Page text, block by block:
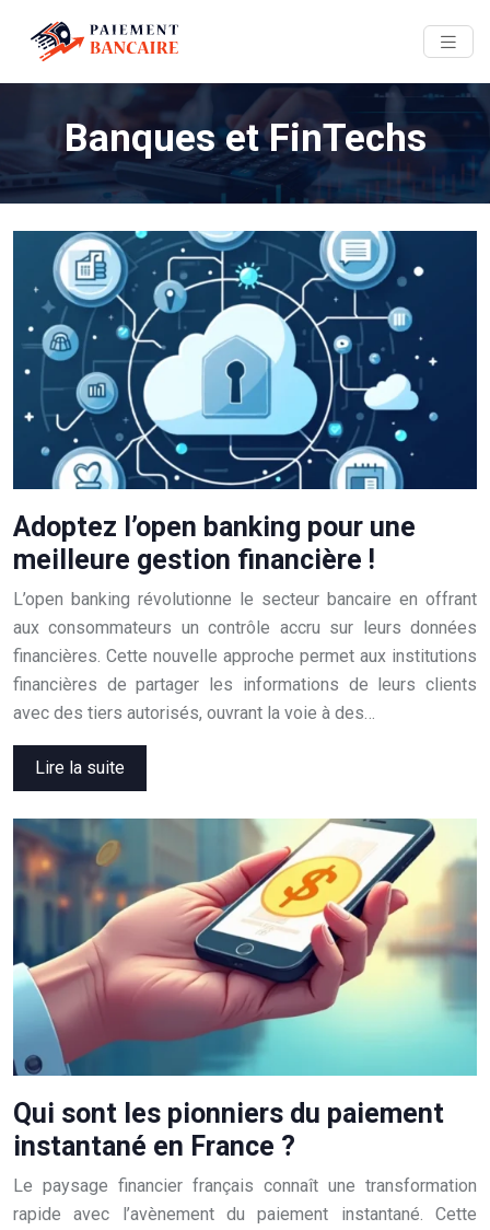
Banques et FinTechs
Adoptez l’open banking pour une
meilleure gestion financière !
L’open banking révolutionne le secteur bancaire en offrant
aux consommateurs un contrôle accru sur leurs données
financières. Cette nouvelle approche permet aux institutions
financières de partager les informations de leurs clients
avec des tiers autorisés, ouvrant la voie à des…
Lire la suite
Qui sont les pionniers du paiement
instantané en France ?
Le paysage financier français connaît une transformation
rapide avec l’avènement du paiement instantané. Cette